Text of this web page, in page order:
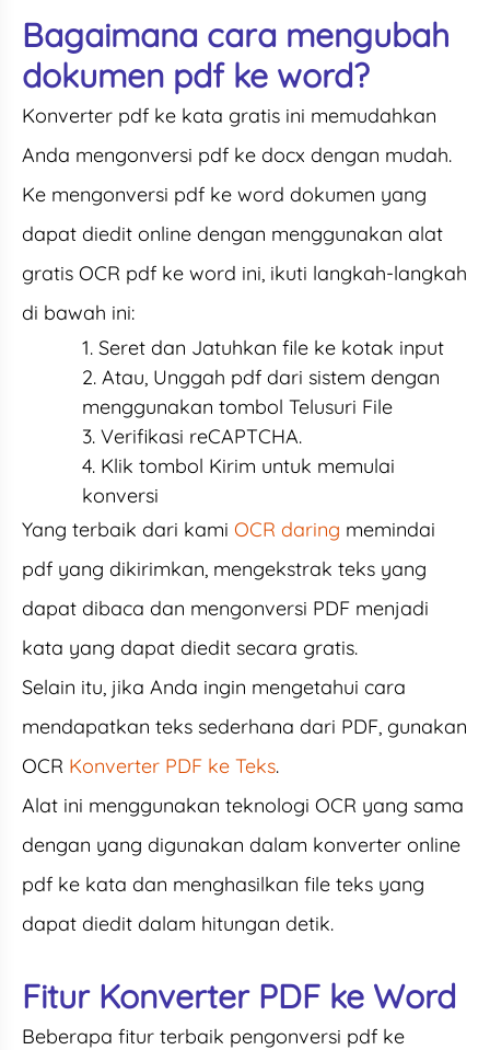
Bagaimana cara mengubah
dokumen pdf ke word?
Konverter pdf ke kata gratis ini memudahkan
Anda mengonversi pdf ke docx dengan mudah.
Ke mengonversi pdf ke word dokumen yang
dapat diedit online dengan menggunakan alat
gratis OCR pdf ke word ini, ikuti langkah-langkah
di bawah ini:
Seret dan Jatuhkan file ke kotak input
Atau, Unggah pdf dari sistem dengan
menggunakan tombol Telusuri File
Verifikasi reCAPTCHA.
Klik tombol Kirim untuk memulai
konversi
Yang terbaik dari kami OCR daring memindai
pdf yang dikirimkan, mengekstrak teks yang
dapat dibaca dan mengonversi PDF menjadi
kata yang dapat diedit secara gratis.
Selain itu, jika Anda ingin mengetahui cara
mendapatkan teks sederhana dari PDF, gunakan
OCR Konverter PDF ke Teks.
Alat ini menggunakan teknologi OCR yang sama
dengan yang digunakan dalam konverter online
pdf ke kata dan menghasilkan file teks yang
dapat diedit dalam hitungan detik.
Fitur Konverter PDF ke Word
Beberapa fitur terbaik pengonversi pdf ke